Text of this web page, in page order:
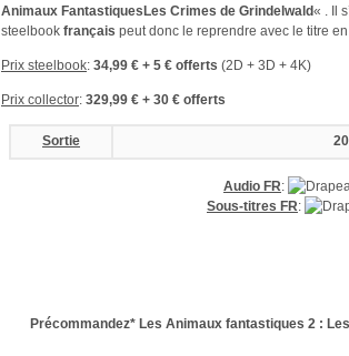
Animaux Fantastiques Les Crimes de Grindelwald« . Il
steelbook français peut donc le reprendre avec le titre
Prix steelbook: 34,99 € + 5 € offerts (2D + 3D + 4K)
Prix collector: 329,99 € + 30 € offerts
Sortie
Audio FR:
Sous-titres FR:
Précommandez* Les Animaux fantastiques 2 :